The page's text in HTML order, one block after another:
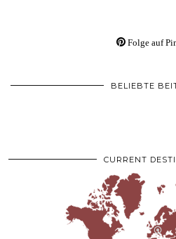
Folge auf
BELIEBTE
CURRENT